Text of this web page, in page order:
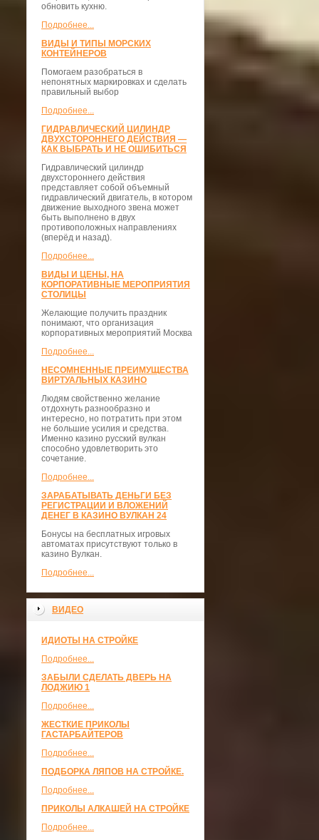
обновить кухню.
Подробнее...
ВИДЫ И ТИПЫ МОРСКИХ
КОНТЕЙНЕРОВ
Помогаем разобраться в
непонятных маркировках и сделать
правильный выбор
Подробнее...
ГИДРАВЛИЧЕСКИЙ ЦИЛИНДР
ДВУХСТОРОННЕГО ДЕЙСТВИЯ —
КАК ВЫБРАТЬ И НЕ ОШИБИТЬСЯ
Гидравлический цилиндр
двухстороннего действия
представляет собой объемный
гидравлический двигатель, в котором
движение выходного звена может
быть выполнено в двух
противоположных направлениях
(вперёд и назад).
Подробнее...
ВИДЫ И ЦЕНЫ, НА
КОРПОРАТИВНЫЕ МЕРОПРИЯТИЯ
СТОЛИЦЫ
Желающие получить праздник
понимают, что организация
корпоративных мероприятий Москва
Подробнее...
НЕСОМНЕННЫЕ ПРЕИМУЩЕСТВА
ВИРТУАЛЬНЫХ КАЗИНО
Людям свойственно желание
отдохнуть разнообразно и
интересно, но потратить при этом
не большие усилия и средства.
Именно казино русский вулкан
способно удовлетворить это
сочетание.
Подробнее...
ЗАРАБАТЫВАТЬ ДЕНЬГИ БЕЗ
РЕГИСТРАЦИИ И ВЛОЖЕНИЙ
ДЕНЕГ В КАЗИНО ВУЛКАН 24
Бонусы на бесплатных игровых
автоматах присутствуют только в
казино Вулкан.
Подробнее...
ВИДЕО
ИДИОТЫ НА СТРОЙКЕ
Подробнее...
ЗАБЫЛИ СДЕЛАТЬ ДВЕРЬ НА
ЛОДЖИЮ 1
Подробнее...
ЖЕСТКИЕ ПРИКОЛЫ
ГАСТАРБАЙТЕРОВ
Подробнее...
ПОДБОРКА ЛЯПОВ НА СТРОЙКЕ.
Подробнее...
ПРИКОЛЫ АЛКАШЕЙ НА СТРОЙКЕ
Подробнее...